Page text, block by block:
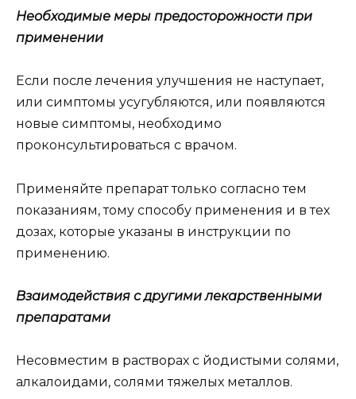
Необходимые меры предосторожности при
применении
Если после лечения улучшения не наступает,
или симптомы усугубляются, или появляются
новые симптомы, необходимо
проконсультироваться с врачом.
Применяйте препарат только согласно тем
показаниям, тому способу применения и в тех
дозах, которые указаны в инструкции по
применению.
Взаимодействия с другими лекарственными
препаратами
Несовместим в растворах с йодистыми солями,
алкалоидами, солями тяжелых металлов.